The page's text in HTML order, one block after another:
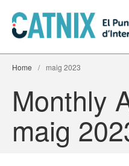
Serveis
Xarxes
Home / maig 2023
Monthly
maig